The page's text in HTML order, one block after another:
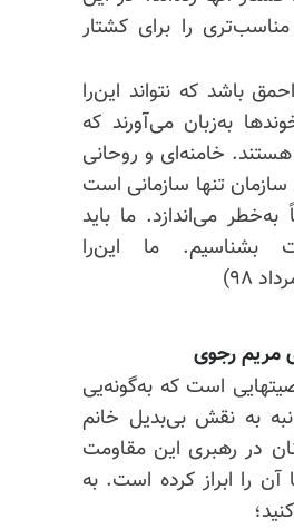
را برای کشتار
باشد که نتواند این‌را
به‌زبان می‌آورند که
خامنه‌ای و روحانی
تنها سازمانی است
به‌خطر می‌اندازد. ما باید
بشناسیم. ما این‌را
مریم رجوی
است که به‌گونه‌یی
به نقش بی‌بدیل خانم
در رهبری این مقاومت
آن را ابراز کرده است. به